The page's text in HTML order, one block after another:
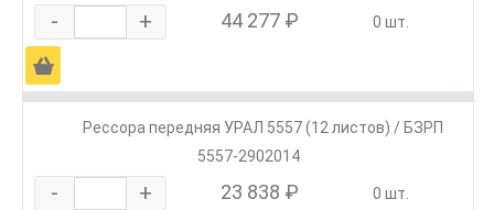
- + 44 277 ₽ 0 шт.
Ä
Рессора передняя УРАЛ 5557 (12 листов) / БЗРП
5557-2902014
- + 23 838 ₽ 0 шт.